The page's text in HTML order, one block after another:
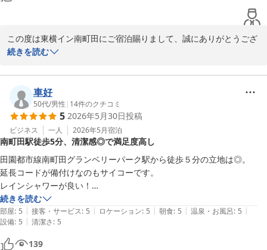
この度は東横イン南町田にご宿泊賜りまして、誠にありがとうござ
います。
上げます。
ご朝食サービスをご利用いただきましてありがとうございます。定
期的にメニューの入れ替えも行っておりますので、今後のメニュー
にも是非ご期待くださいませ。
今後とも皆様にご満足いただけるホテルを目指し、サービス向上に
努めて参ります。
またのご利用を心よりお待ちしております。
東横ＩＮＮ南町田
2026-06-03
続きを読む
車好
50代/男性 | 14件のクチコミ
5 2026年5月30日投稿
ビジネス 一人 2026年5月宿泊
南町田駅徒歩5分、清潔感◎で満足度高し
田園都市線南町田グランベリーパーク駅から徒歩５分の立地は◎。
延長コードが備付けなのもサイコーです。
レインシャワーが良い！
お部屋、食堂共に
とても清潔感がありお値段以上の満足感を感じました。
続きを読む
部屋: 5 | 接客・サービス: 5 | ロケーション: 5 | 朝食: 5 | 温泉・お風呂: 5 |
設備: 5 | 清潔さ: 5
139